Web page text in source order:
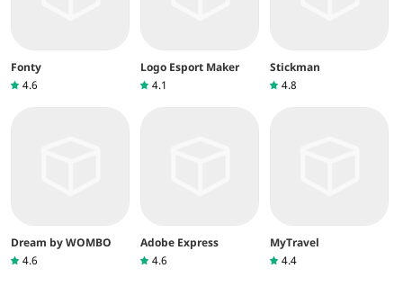
Fonty
4.6
Logo Esport Maker
4.1
Stickman
4.8
Dream by WOMBO
4.6
Adobe Express
4.6
MyTravel
4.4